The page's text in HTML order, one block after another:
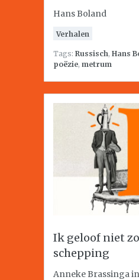
Hans Boland
Verhalen
Tags: Russisch, Hans
poëzie, metrum
Ik geloof niet
schepping
Anneke Brassinga